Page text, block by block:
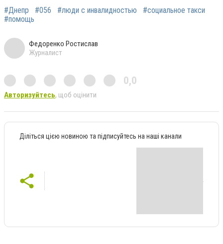
#Днепр #056 #люди с инвалидностью
#социальное такси
#помощь
Федоренко Ростислав
Журналист
0,0
Авторизуйтесь, щоб оцінити
Діліться цією новиною та підписуйтесь на наші канали